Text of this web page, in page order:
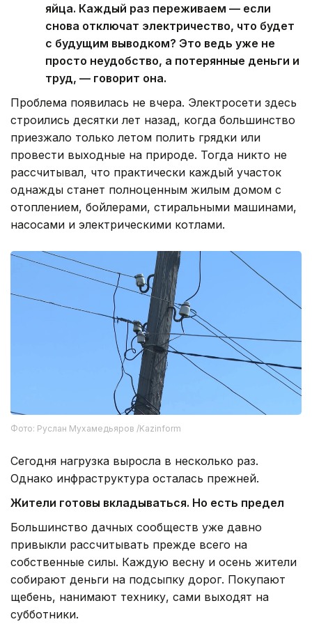
яйца. Каждый раз переживаем — если
снова отключат электричество, что будет
с будущим выводком? Это ведь уже не
просто неудобство, а потерянные деньги и
труд, — говорит она.
Проблема появилась не вчера. Электросети здесь
строились десятки лет назад, когда большинство
приезжало только летом полить грядки или
провести выходные на природе. Тогда никто не
рассчитывал, что практически каждый участок
однажды станет полноценным жилым домом с
отоплением, бойлерами, стиральными машинами,
насосами и электрическими котлами.
Фото: Руслан Мухамедьяров /Kazinform
Сегодня нагрузка выросла в несколько раз.
Однако инфраструктура осталась прежней.
Жители готовы вкладываться. Но есть предел
Большинство дачных сообществ уже давно
привыкли рассчитывать прежде всего на
собственные силы. Каждую весну и осень жители
собирают деньги на подсыпку дорог. Покупают
щебень, нанимают технику, сами выходят на
субботники.